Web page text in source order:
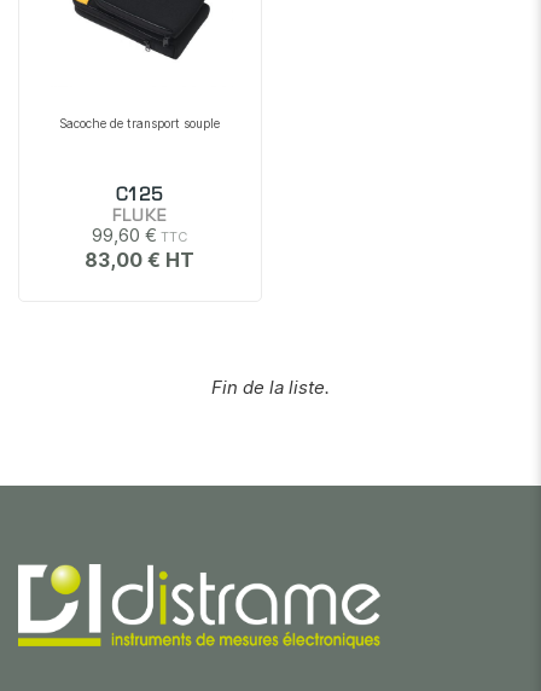
Sacoche de transport souple
C125
FLUKE
99,60 €
83,00 €
Fin de la liste.